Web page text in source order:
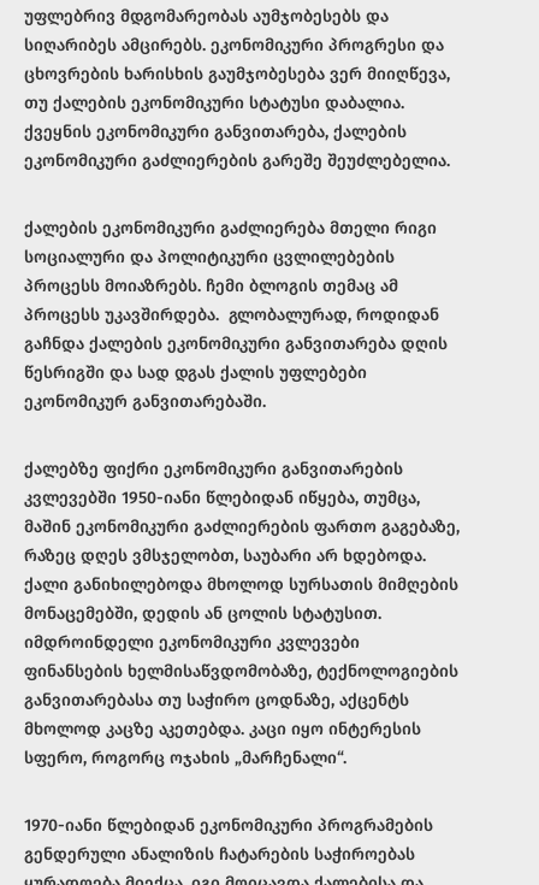
უფლებრივ მდგომარეობას აუმჯობესებს და
სიღარიბეს ამცირებს. ეკონომიკური პროგრესი და
ცხოვრების ხარისხის გაუმჯობესება ვერ მიიღწევა,
თუ ქალების ეკონომიკური სტატუსი დაბალია.
ქვეყნის ეკონომიკური განვითარება, ქალების
ეკონომიკური გაძლიერების გარეშე შეუძლებელია.
ქალების ეკონომიკური გაძლიერება მთელი რიგი
სოციალური და პოლიტიკური ცვლილებების
პროცესს მოიაზრებს. ჩემი ბლოგის თემაც ამ
პროცესს უკავშირდება. გლობალურად, როდიდან
გაჩნდა ქალების ეკონომიკური განვითარება დღის
წესრიგში და სად დგას ქალის უფლებები
ეკონომიკურ განვითარებაში.
ქალებზე ფიქრი ეკონომიკური განვითარების
კვლევებში 1950-იანი წლებიდან იწყება, თუმცა,
მაშინ ეკონომიკური გაძლიერების ფართო გაგებაზე,
რაზეც დღეს ვმსჯელობთ, საუბარი არ ხდებოდა.
ქალი განიხილებოდა მხოლოდ სურსათის მიმღების
მონაცემებში, დედის ან ცოლის სტატუსით.
იმდროინდელი ეკონომიკური კვლევები
ფინანსების ხელმისაწვდომობაზე, ტექნოლოგიების
განვითარებასა თუ საჭირო ცოდნაზე, აქცენტს
მხოლოდ კაცზე აკეთებდა. კაცი იყო ინტერესის
სფერო, როგორც ოჯახის „მარჩენალი“.
1970-იანი წლებიდან ეკონომიკური პროგრამების
გენდერული ანალიზის ჩატარების საჭიროებას